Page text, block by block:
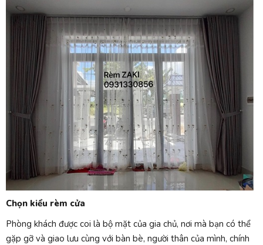
Chọn kiểu rèm cửa
Phòng khách được coi là bộ mặt của gia chủ, nơi mà bạn có thể
gặp gỡ và giao lưu cùng với bàn bè, người thân của mình, chính